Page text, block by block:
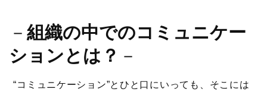
－ 組織の中でのコミュニケー
ションとは？ －
“コミュニケーション”とひと口にいっても、そこには